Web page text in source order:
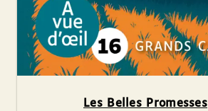
Les Belles Promesses